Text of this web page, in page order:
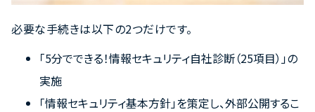
必要な手続きは以下の2つだけです。
「5分でできる！情報セキュリティ自社診断（25項目）」の
実施
「情報セキュリティ基本方針」を策定し、外部公開するこ